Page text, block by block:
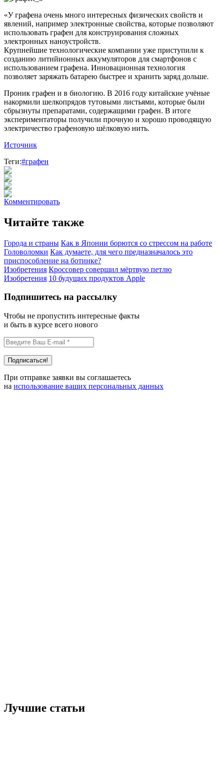
«У графена очень много интересных физических свойств и
явлений, например электронные свойства, которые позволяют
использовать графен для конструирования сложных
электронных наноустройств.
Крупнейшие технологические компании уже приступили к
созданию литийионных аккумуляторов для смартфонов с
использованием графена. Инновационная технология
позволяет заряжать батарею быстрее и хранить заряд дольше.
Проник графен и в биологию. В 2016 году китайские учёные
накормили шелкопрядов тутовыми листьями, которые были
сбрызнуты препаратами, содержащими графен. В итоге
экспериментаторы получили прочную и хорошо проводящую
электричество графеновую шёлковую нить.
Источник
Теги:#графен
Комментировать
Читайте также
Города и страны Как в Японии борются со стрессом на работе
Головоломки Как думаете, для чего предназначалось это
приспособление на ботинке?
Изобретения Кроссовер совершил мёртвую петлю
Изобретения 10 будущих продуктов Apple
Подпишитесь на рассылку
Чтобы не пропустить интересные факты
и быть в курсе всего нового
При отправке заявки вы соглашаетесь
на использование ваших персональных данных
Лучшие статьи